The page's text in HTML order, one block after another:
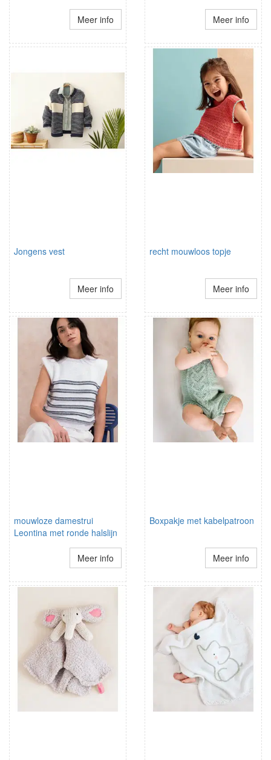
Meer info Meer info
Jongens vest
Meer info
recht mouwloos topje
Meer info
mouwloze damestrui
Leontina met ronde halslijn
Meer info
Boxpakje met kabelpatroon
Meer info